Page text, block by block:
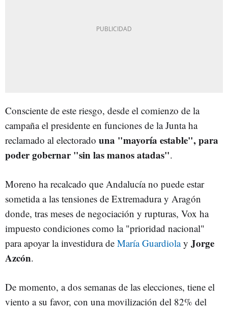
Consciente de este riesgo, desde el comienzo de la
campaña el presidente en funciones de la Junta ha
reclamado al electorado una "mayoría estable", para
poder gobernar "sin las manos atadas".
Moreno ha recalcado que Andalucía no puede estar
sometida a las tensiones de Extremadura y Aragón
donde, tras meses de negociación y rupturas, Vox ha
impuesto condiciones como la "prioridad nacional"
para apoyar la investidura de María Guardiolay Jorge
Azcón.
De momento, a dos semanas de las elecciones, tiene el
viento a su favor, con una movilización del 82% del